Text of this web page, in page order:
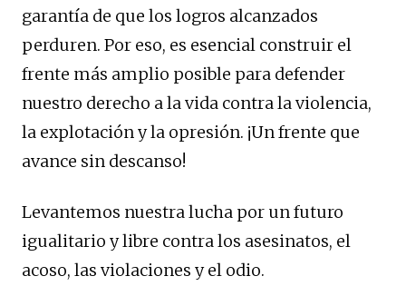
garantía de que los logros alcanzados
perduren. Por eso, es esencial construir el
frente más amplio posible para defender
nuestro derecho a la vida contra la violencia,
la explotación y la opresión. ¡Un frente que
avance sin descanso!
Levantemos nuestra lucha por un futuro
igualitario y libre contra los asesinatos, el
acoso, las violaciones y el odio.